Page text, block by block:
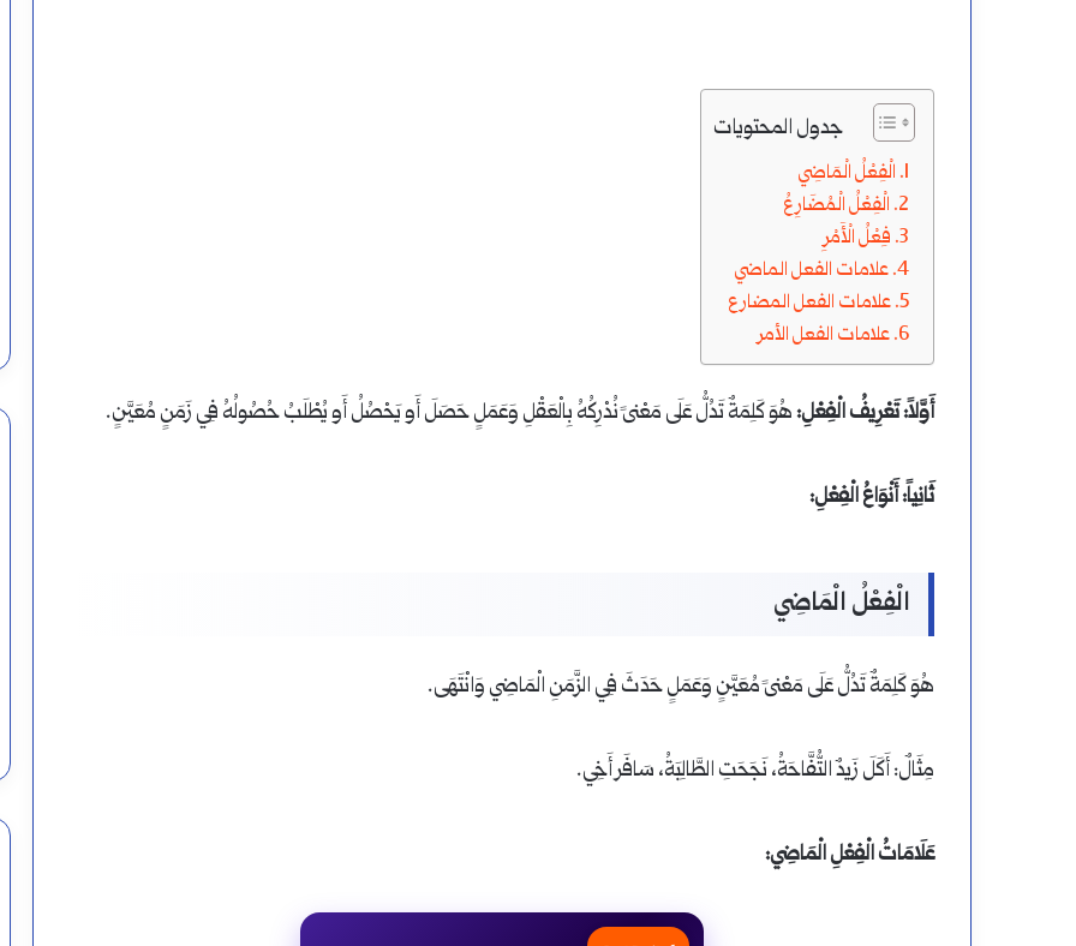
جدول المحتويات
الْفِعْلُ الْمَاضِي
الْفِعْلُ الْمُضَارِعُ
فِعْلُ الْأَمْرِ
علامات الفعل الماضي
علامات الفعل المضارع
علامات الفعل الأمر
أَوَّلاً: تَعْرِيفُ الْفِعْلِ:هُوَ كَلِمَةٌ تَدُلُّ عَلَى مَعْنىً نُدْرِكُهُ بِالْعَقْلِ وَعَمَلٍ حَصَلَ أَو يَحْصُلُ أَو يُطْلَبُ حُصُولُهُ فِي زَمَنٍ مُعَيَّنٍ.
ثَانِياً: أَنْوَاعُ الْفِعْلِ:
الْفِعْلُ الْمَاضِي
هُوَ كَلِمَةٌ تَدُلُّ عَلَى مَعْنىً مُعَيَّنٍ وَعَمَلٍ حَدَثَ فِي الزَّمَنِ الْمَاضِي وَانْتَهَى.
مِثَالٌ: أَكَلَ زَيدٌ التُّفَّاحَةُ، نَجَحَتِ الطَّالِبَةُ، سَافَر أَخِي.
عَلَامَاتُ الْفِعْلِ الْمَاضِي:
خطة لتعلم اللغة العربية
قبلها؟
المبتدأ: تعريفه وأنواعه